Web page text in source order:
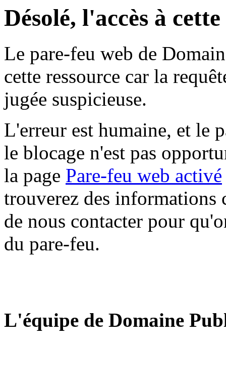
Désolé, l'accès à
Le pare-feu web de
cette ressource car la
jugée suspicieuse.
L'erreur est humaine, et le
le blocage n'est pas
la page Pare-feu web activé
trouverez des informations
de nous contacter pour
du pare-feu.
L'équipe de Domaine